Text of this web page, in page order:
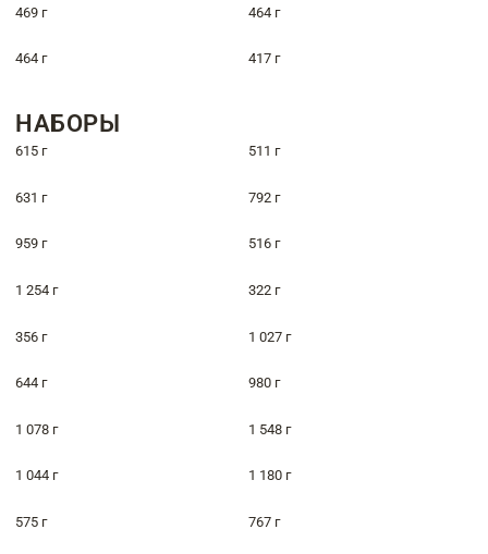
469 г 464 г
464 г 417 г
НАБОРЫ
615 г 511 г
631 г 792 г
959 г 516 г
1 254 г 322 г
356 г 1 027 г
644 г 980 г
1 078 г 1 548 г
1 044 г 1 180 г
575 г 767 г